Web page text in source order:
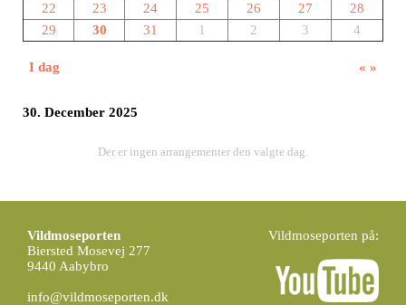
22
23 24 25 26 27
28
29
30 31 1 2 3 4
I dag « »
30. December 2025
Der er ingen arrangementer den valgte dag.
Vildmoseporten
Biersted Mosevej 277
9440 Aabybro
info@vildmoseporten.dk
Vildmoseporten på: